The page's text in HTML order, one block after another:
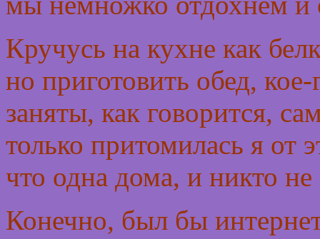
Кручусь на кухне как
но приготовить обед,
заняты, как говорится,
только притомилась я от
что одна дома, и никто
Конечно, был бы